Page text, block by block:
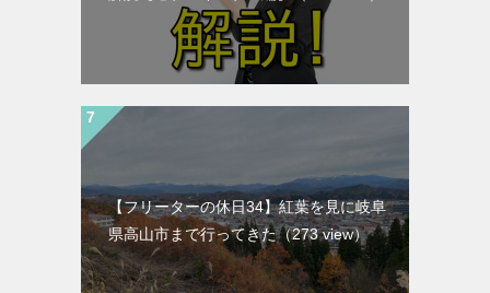
【フリーターの休日34】紅葉を見に岐阜
県高山市まで行ってきた（273 view）